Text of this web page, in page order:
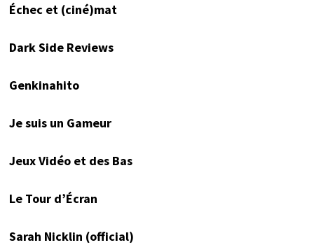
Échec et (ciné)mat
Dark Side Reviews
Genkinahito
Je suis un Gameur
Jeux Vidéo et des Bas
Le Tour d’Écran
Sarah Nicklin (official)